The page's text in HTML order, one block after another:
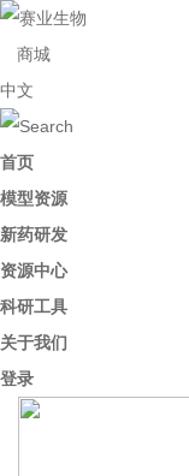
商城
中文
首页
模型资源
新药研发
资源中心
科研工具
关于我们
登录